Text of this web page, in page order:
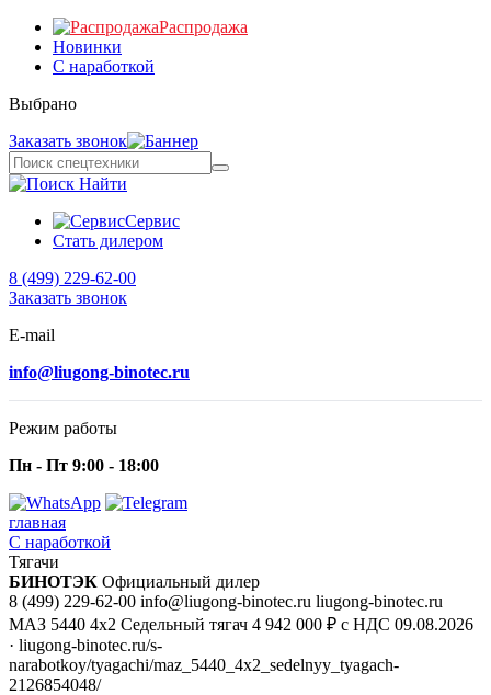
Распродажа
Новинки
С наработкой
Выбрано
Заказать звонок
Найти
Сервис
Стать дилером
8 (499) 229-62-00
Заказать звонок
E-mail
info@liugong-binotec.ru
Режим работы
Пн - Пт 9:00 - 18:00
главная
С наработкой
Тягачи
БИНОТЭК Официальный дилер
8 (499) 229-62-00 info@liugong-binotec.ru liugong-binotec.ru
МАЗ 5440 4x2 Седельный тягач 4 942 000 ₽ с НДС 09.08.2026
· liugong-binotec.ru/s-
narabotkoy/tyagachi/maz_5440_4x2_sedelnyy_tyagach-
2126854048/